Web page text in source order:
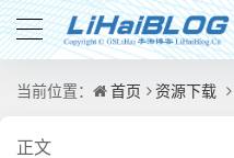
当前位置： 首页 资源下载
正文